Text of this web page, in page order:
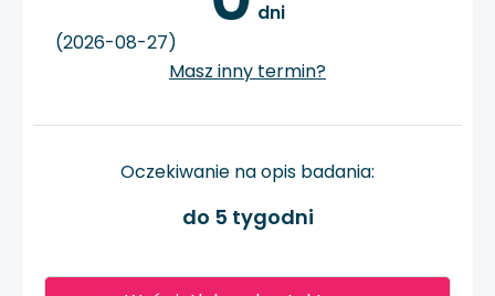
dni
(2026-08-27)
Masz inny termin?
Oczekiwanie na opis badania:
do 5 tygodni